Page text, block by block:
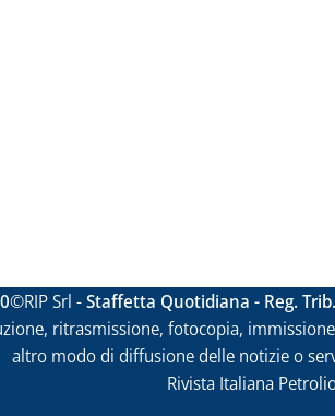
©RIP Srl -Staffetta Quotidiana - Reg.
ritrasmissione, fotocopia,
altro modo di diffusione delle notizie o
Rivista Italiana